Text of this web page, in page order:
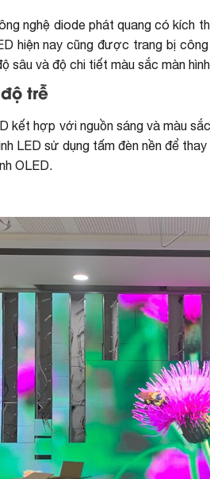
nghệ diode phát quang có kích
hiện nay cũng được trang bị
sâu và độ chi tiết màu sắc màn
trễ
kết hợp với nguồn sáng và màu
LED sử dụng tấm đèn nền để
OLED.